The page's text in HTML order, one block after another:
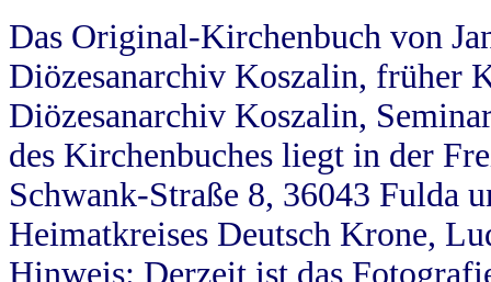
Das Original-Kirchenbuch von
Diözesanarchiv Koszalin, früher
Diözesanarchiv Koszalin,
des Kirchenbuches liegt in der
Schwank-Straße 8, 36043 Fulda
Heimatkreises Deutsch Krone,
Hinweis: Derzeit ist das